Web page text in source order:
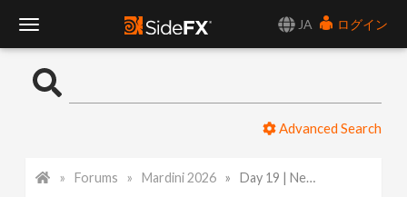
JA
ログイン
o
Advanced Search
Forums Mardini 2026 Day 19 | Neon | Animation